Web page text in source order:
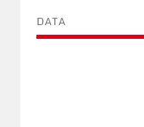
DATA